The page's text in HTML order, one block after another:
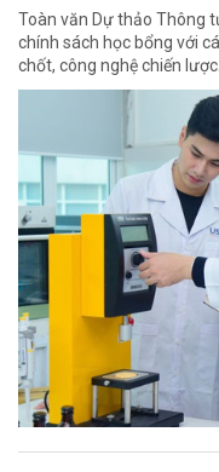
Toàn văn Dự thảo Thông
chính sách học bổng với
chốt, công nghệ chiến lược.